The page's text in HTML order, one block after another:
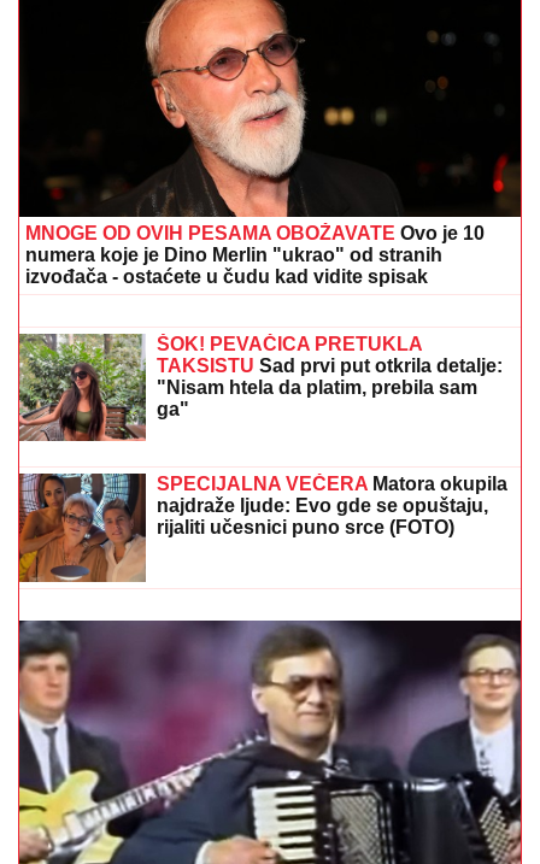
MNOGE OD OVIH PESAMA OBOŽAVATE Ovo je 10
numera koje je Dino Merlin "ukrao" od stranih
izvođača - ostaćete u čudu kad vidite spisak
Praseta zapalila društvene mreže:
Milena objavila vrele fotke iz Italije,
bujni dekolte u prvom planu
"Nisam htela da platim, prebila sam
ga"
(FOTO) DARKO LAZIĆ I KATARINA UŽIVAJU U
DVORCUSupruga pevača pokazala u kakvom
luksuzu se baškare, a ispred ogroman bazen